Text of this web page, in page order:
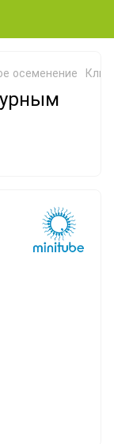
осеменение